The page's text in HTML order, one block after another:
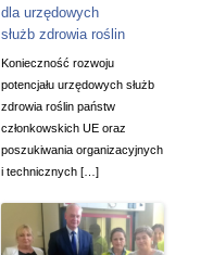
dla urzędowych
służb zdrowia roślin
Konieczność rozwoju
potencjału urzędowych służb
zdrowia roślin państw
członkowskich UE oraz
poszukiwania organizacyjnych
i technicznych […]